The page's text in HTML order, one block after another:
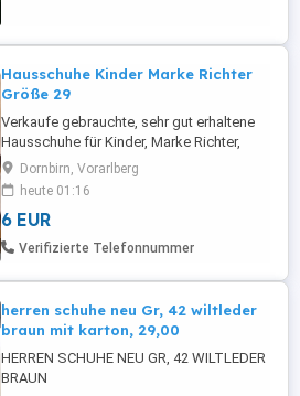
Hausschuhe Kinder Marke Richter
Größe 29
Verkaufe gebrauchte, sehr gut erhaltene
Hausschuhe für Kinder, Marke Richter,
Größe 29. Selbstabholung in Dornbirn-
Haselstauden
Dornbirn, Vorarlberg
heute 01:16
6 EUR
Verifizierte Telefonnummer
herren schuhe neu Gr, 42 wiltleder
braun mit karton, 29,00
HERREN SCHUHE NEU GR, 42 WILTLEDER
BRAUN